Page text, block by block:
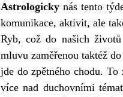
Astrologicky nás tento
komunikace, aktivit, ale
Ryb, což do našich
mluvu zaměřenou taktéž
jde do zpětného chodu. To
více nad duchovními